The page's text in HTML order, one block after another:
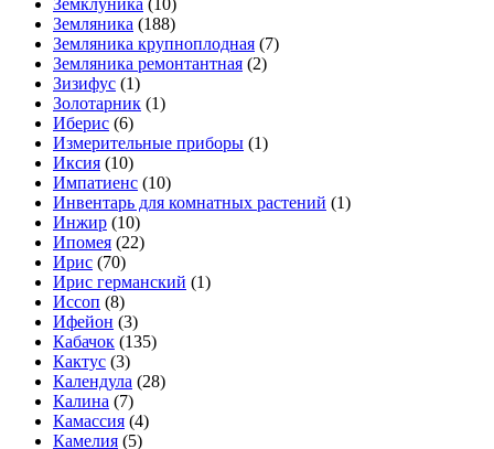
Земляника (188)
Земляника крупноплодная (7)
Земляника ремонтантная (2)
Зизифус (1)
Золотарник (1)
Иберис (6)
Измерительные приборы (1)
Иксия (10)
Импатиенс (10)
Инвентарь для комнатных растений (1)
Инжир (10)
Ипомея (22)
Ирис (70)
Ирис германский (1)
Иссоп (8)
Ифейон (3)
Кабачок (135)
Кактус (3)
Календула (28)
Калина (7)
Камассия (4)
Камелия (5)